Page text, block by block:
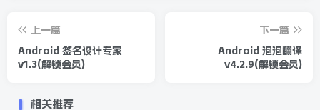
上一篇
Android 签名设计专家
v1.3(解锁会员)
下一篇
Android 泡泡翻译
v4.2.9(解锁会员)
相关推荐